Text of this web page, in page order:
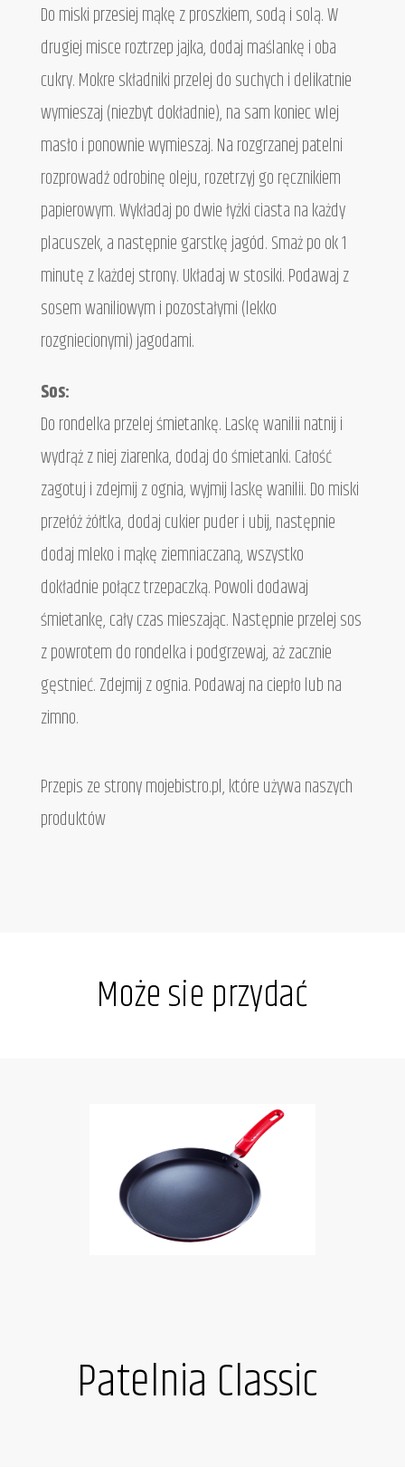
Do miski przesiej mąkę z proszkiem, sodą i solą. W
drugiej misce roztrzep jajka, dodaj maślankę i oba
cukry. Mokre składniki przelej do suchych i delikatnie
wymieszaj (niezbyt dokładnie), na sam koniec wlej
masło i ponownie wymieszaj. Na rozgrzanej patelni
rozprowadź odrobinę oleju, rozetrzyj go ręcznikiem
papierowym. Wykładaj po dwie łyżki ciasta na każdy
placuszek, a następnie garstkę jagód. Smaż po ok 1
minutę z każdej strony. Układaj w stosiki. Podawaj z
sosem waniliowym i pozostałymi (lekko
rozgniecionymi) jagodami.
Sos:
Do rondelka przelej śmietankę. Laskę wanilii natnij i
wydrąż z niej ziarenka, dodaj do śmietanki. Całość
zagotuj i zdejmij z ognia, wyjmij laskę wanilii. Do miski
przełóż żółtka, dodaj cukier puder i ubij, następnie
dodaj mleko i mąkę ziemniaczaną, wszystko
dokładnie połącz trzepaczką. Powoli dodawaj
śmietankę, cały czas mieszając. Następnie przelej sos
z powrotem do rondelka i podgrzewaj, aż zacznie
gęstnieć. Zdejmij z ognia. Podawaj na ciepło lub na
zimno.
Przepis ze strony mojebistro.pl, które używa naszych
produktów
Może sie przydać
Patelnia Classic